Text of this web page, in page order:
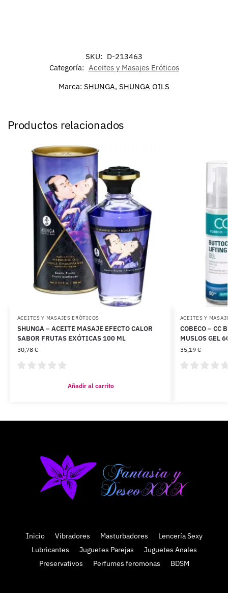
SKU: D-213463
Categoría: Aceites y Masajes Eróticos
Marca: SHUNGA, SHUNGA OILS
Productos relacionados
ACEITES Y MASAJES ERÓTICOS
SHUNGA – ACEITE MASAJE EFECTO CALOR
SABOR FRUTAS EXÓTICAS 100 ML
30,78 €
Añadir al carrito
ACEITES Y
COBECO – CC
MUSLOS GEL
35,19 €
Inicio Vibradores Masturbadores
Lencería Sexy
Lubricantes
Juguetes Parejas
Juguetes Anales
Preservativos
Perfumes feromonas BDSM